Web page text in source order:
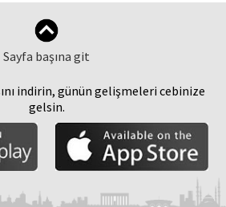
Sayfa başına git
indirin, günün gelişmeleri cebinize
gelsin.